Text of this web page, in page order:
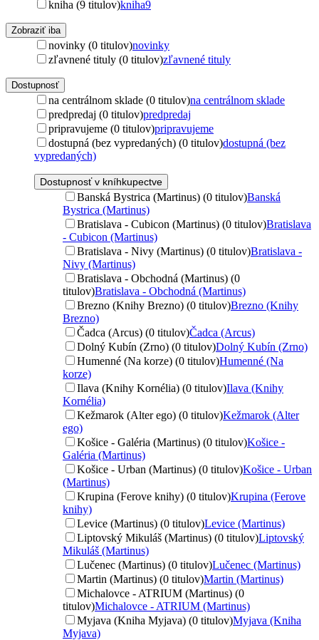
kniha (9 titulov)kniha9
Zobraziť iba
novinky (0 titulov)novinky
zľavnené tituly (0 titulov)zľavnené tituly
Dostupnosť
na centrálnom sklade (0 titulov)na centrálnom sklade
predpredaj (0 titulov)predpredaj
pripravujeme (0 titulov)pripravujeme
dostupná (bez vypredaných) (0 titulov)dostupná (bez
vypredaných)
Dostupnosť v kníhkupectve
Banská Bystrica (Martinus) (0 titulov)Banská
Bystrica (Martinus)
Bratislava - Cubicon (Martinus) (0 titulov)Bratislava
- Cubicon (Martinus)
Bratislava - Nivy (Martinus) (0 titulov)Bratislava -
Nivy (Martinus)
Bratislava - Obchodná (Martinus) (0
titulov)Bratislava - Obchodná (Martinus)
Brezno (Knihy Brezno) (0 titulov)Brezno (Knihy
Brezno)
Čadca (Arcus) (0 titulov)Čadca (Arcus)
Dolný Kubín (Zrno) (0 titulov)Dolný Kubín (Zrno)
Humenné (Na korze) (0 titulov)Humenné (Na
korze)
Ilava (Knihy Kornélia) (0 titulov)Ilava (Knihy
Kornélia)
Kežmarok (Alter ego) (0 titulov)Kežmarok (Alter
ego)
Košice - Galéria (Martinus) (0 titulov)Košice -
Galéria (Martinus)
Košice - Urban (Martinus) (0 titulov)Košice - Urban
(Martinus)
Krupina (Ferove knihy) (0 titulov)Krupina (Ferove
knihy)
Levice (Martinus) (0 titulov)Levice (Martinus)
Liptovský Mikuláš (Martinus) (0 titulov)Liptovský
Mikuláš (Martinus)
Lučenec (Martinus) (0 titulov)Lučenec (Martinus)
Martin (Martinus) (0 titulov)Martin (Martinus)
Michalovce - ATRIUM (Martinus) (0
titulov)Michalovce - ATRIUM (Martinus)
Myjava (Kniha Myjava) (0 titulov)Myjava (Kniha
Myjava)